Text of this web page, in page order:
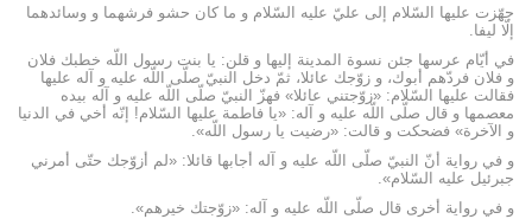
جهّزت عليها السّلام إلى عليّ عليه السّلام و ما كان حشو فرشهما و وسائدهما
إلّا ليفا.
في أيّام عرسها جئن نسوة المدينة إليها و قلن: يا بنت رسول اللّه خطبك فلان
و فلان فردّهم أبوك، و زوّجك عائلا، ثمّ دخل النبيّ صلّى اللّه عليه و آله عليها
فقالت عليها السّلام: «زوّجتني عائلا» فهزّ النبيّ صلّى اللّه عليه و آله بيده
معصمها و قال صلّى اللّه عليه و آله: «يا فاطمة عليها السّلام! إنّه أخي في الدنيا
و الآخرة» فضحكت و قالت: «رضيت يا رسول اللّه».
و في رواية أنّ النبيّ صلّى اللّه عليه و آله أجابها قائلا: «لم أزوّجك حتّى أمرني
جبرئيل عليه السّلام».
و في رواية أخرى قال صلّى اللّه عليه و آله: «زوّجتك خيرهم».